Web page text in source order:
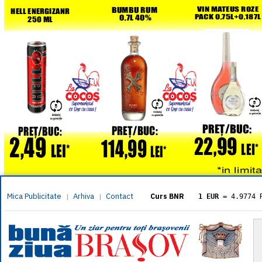
Mica Publicitate | Arhiva | Contact Curs BNR 1 EUR = 4.9774
= 5.8304
1 XAU= 464.4611
1 AED= 1.1933
1 AUD= 2.7957
1 BGN= 2.5449